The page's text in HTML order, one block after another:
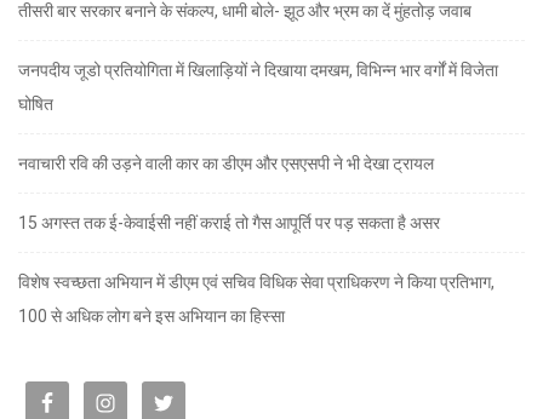
तीसरी बार सरकार बनाने के संकल्प, धामी बोले- झूठ और भ्रम का दें मुंहतोड़ जवाब
जनपदीय जूडो प्रतियोगिता में खिलाड़ियों ने दिखाया दमखम, विभिन्न भार वर्गों में विजेता
घोषित
नवाचारी रवि की उड़ने वाली कार का डीएम और एसएसपी ने भी देखा ट्रायल
15 अगस्त तक ई-केवाईसी नहीं कराई तो गैस आपूर्ति पर पड़ सकता है असर
विशेष स्वच्छता अभियान में डीएम एवं सचिव विधिक सेवा प्राधिकरण ने किया प्रतिभाग,
100 से अधिक लोग बने इस अभियान का हिस्सा